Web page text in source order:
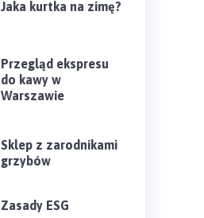
Jaka kurtka na zimę?
Przegląd ekspresu
do kawy w
Warszawie
Sklep z zarodnikami
grzybów
Zasady ESG